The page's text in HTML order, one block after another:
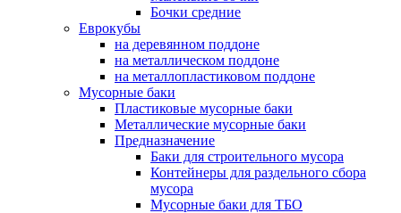
Бочки средние
Еврокубы
на деревянном поддоне
на металлическом поддоне
на металлопластиковом поддоне
Мусорные баки
Пластиковые мусорные баки
Металлические мусорные баки
Предназначение
Баки для строительного мусора
Контейнеры для раздельного сбора
мусора
Мусорные баки для ТБО